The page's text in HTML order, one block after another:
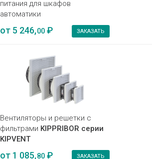
питания для шкафов
автоматики
от 5 246,00₽ ЗАКАЗАТЬ
Вентиляторы и решетки с
фильтрами KIPPRIBOR серии
KIPVENT
от 1 085,80 ₽ ЗАКАЗАТЬ